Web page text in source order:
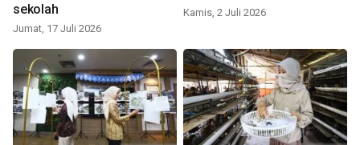
sekolah
Jumat, 17 Juli 2026
Kamis, 2 Juli 2026